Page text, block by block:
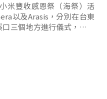
米豐收感恩祭（海祭）活
以及Arasis，分別在台東
三個地方進行儀式，其中
溪口，族人也依序將煮熟
向灑三次，象徵對先人的